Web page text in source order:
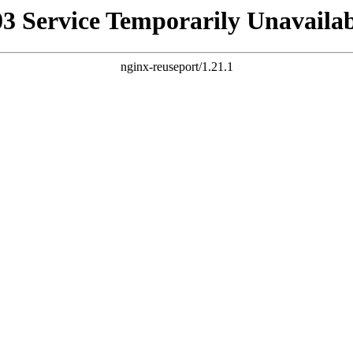
Service Temporarily
nginx-reuseport/1.21.1